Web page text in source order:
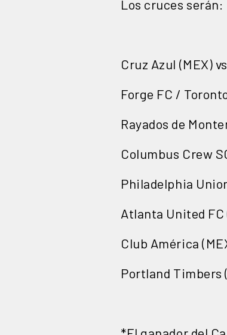
Los cruces serán:
Cruz Azul (MEX)
Forge FC /
Rayados de
Columbus Crew
Philadelphia
Atlanta United FC
Club América
Portland Timbers